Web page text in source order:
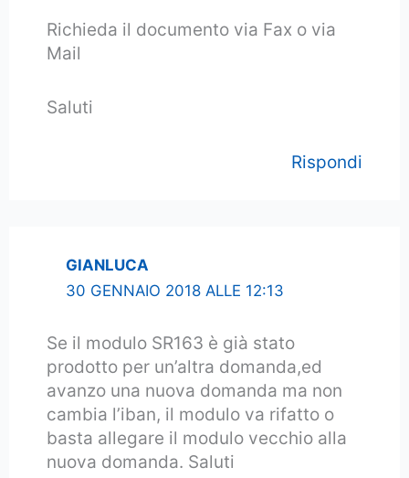
Richieda il documento via Fax o via
Mail
Saluti
Rispondi
GIANLUCA
30 GENNAIO 2018 ALLE 12:13
Se il modulo SR163 è già stato
prodotto per un’altra domanda,ed
avanzo una nuova domanda ma non
cambia l’iban, il modulo va rifatto o
basta allegare il modulo vecchio alla
nuova domanda. Saluti